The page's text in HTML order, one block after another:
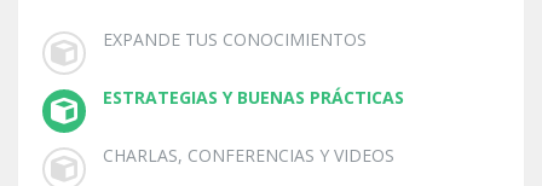
EXPANDE TUS CONOCIMIENTOS
ESTRATEGIAS Y BUENAS PRÁCTICAS
CHARLAS, CONFERENCIAS Y VIDEOS